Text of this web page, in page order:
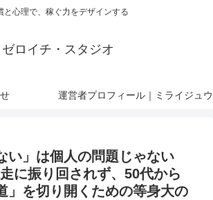
と心理で、稼ぐ力をデザインする
ゼロイチ・スタジオ
運営者プロフィール｜ミライジュウ
い」は個人の問題じゃない
に振り回されず、50代から
」を切り開くための等身大の